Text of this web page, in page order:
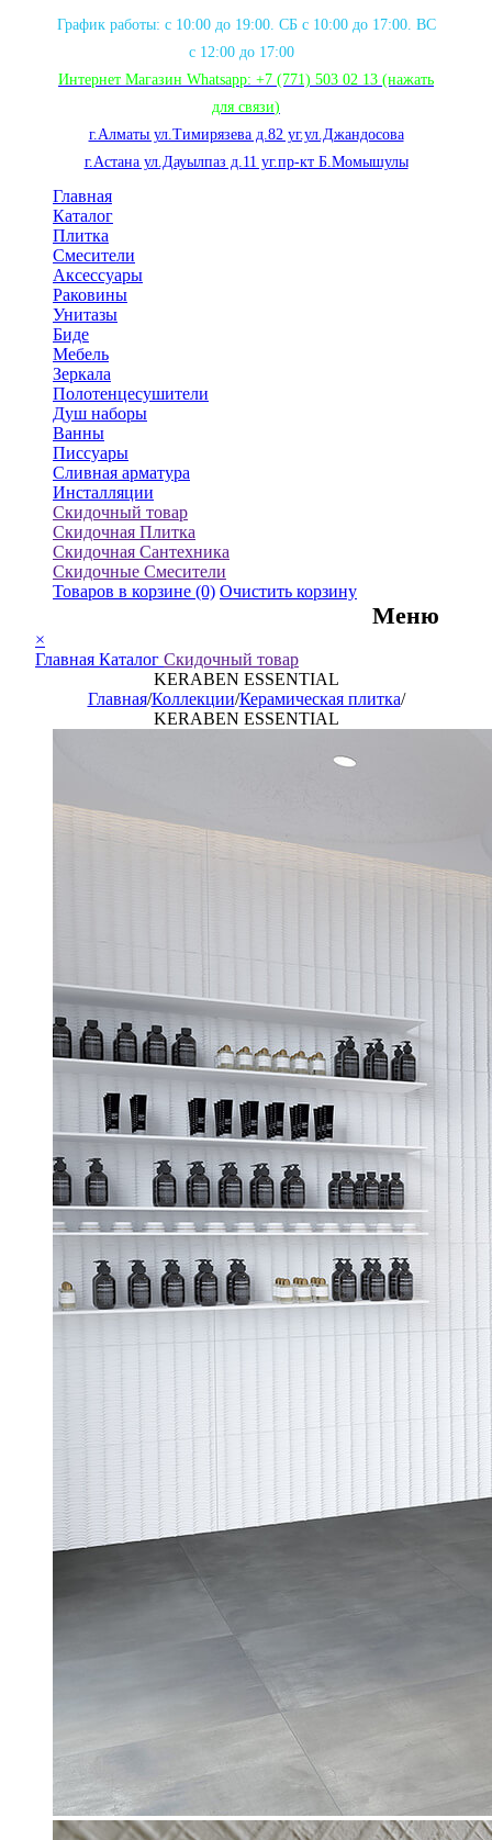
График работы: с 10:00 до 19:00. СБ с 10:00 до 17:00. ВС
с 12:00 до 17:00
Интернет Магазин Whatsapp: +7 (771) 503 02 13 (нажать
для связи)
г.Алматы ул.Тимирязева д.82 уг.ул.Джандосова
г.Астана ул.Дауылпаз д.11 уг.пр-кт Б.Момышулы
Главная
Каталог
Плитка
Смесители
Аксессуары
Раковины
Унитазы
Биде
Мебель
Зеркала
Полотенцесушители
Душ наборы
Ванны
Писсуары
Сливная арматура
Инсталляции
Скидочный товар
Скидочная Плитка
Скидочная Сантехника
Скидочные Смесители
Товаров в корзине (0) Очистить корзину
Меню
×
Главная Каталог Скидочный товар
KERABEN ESSENTIAL
Главная/Коллекции/Керамическая плитка/
KERABEN ESSENTIAL